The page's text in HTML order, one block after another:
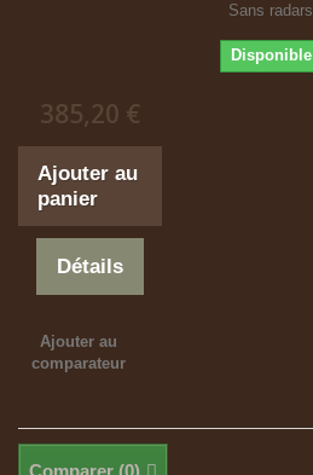
Sans radars
Disponible
385,20 €
Ajouter au
panier
Détails
Ajouter au
comparateur
Comparer (0)